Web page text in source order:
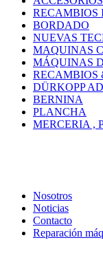
RECAMBIOS
BORDADO
NUEVAS
MAQUINAS
MÁQUINAS
RECAMBIOS
DÜRKOPP
BERNINA
PLANCHA
MERCERIA ,
Nosotros
Noticias
Contacto
Reparación